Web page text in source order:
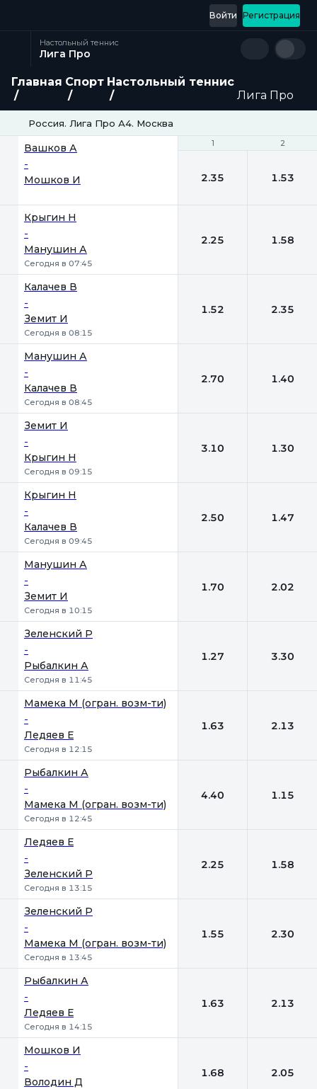
Регистрация
Войти
Настольный теннис
Лига Про
Главная Спорт Настольный теннис
Лига Про
Россия. Лига Про А4. Москва
1 2
Вашков А
-
Мошков И
1 2
2.35 1.53
Крыгин Н
-
Манушин А
Сегодня в 07:45
2.25 1.58
Калачев В
-
Земит И
Сегодня в 08:15
1.52 2.35
Манушин А
-
Калачев В
Сегодня в 08:45
2.70 1.40
Земит И
-
Крыгин Н
Сегодня в 09:15
3.10 1.30
Крыгин Н
-
Калачев В
Сегодня в 09:45
2.50 1.47
Манушин А
-
Земит И
Сегодня в 10:15
1.70 2.02
Зеленский Р
-
Рыбалкин А
Сегодня в 11:45
1.27 3.30
Мамека М (огран. возм-ти)
-
Ледяев Е
Сегодня в 12:15
1.63 2.13
Рыбалкин А
-
Мамека М (огран. возм-ти)
Сегодня в 12:45
4.40 1.15
Ледяев Е
-
Зеленский Р
Сегодня в 13:15
2.25 1.58
Зеленский Р
-
Мамека М (огран. возм-ти)
Сегодня в 13:45
1.55 2.30
Рыбалкин А
-
Ледяев Е
Сегодня в 14:15
1.63 2.13
Мошков И
-
Володин Д
1.68 2.05